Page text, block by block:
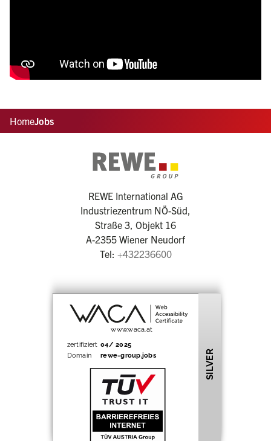
HomeJobs
REWE International AG
Industriezentrum NÖ-Süd,
Straße 3, Objekt 16
A-2355 Wiener Neudorf
Tel: +432236600